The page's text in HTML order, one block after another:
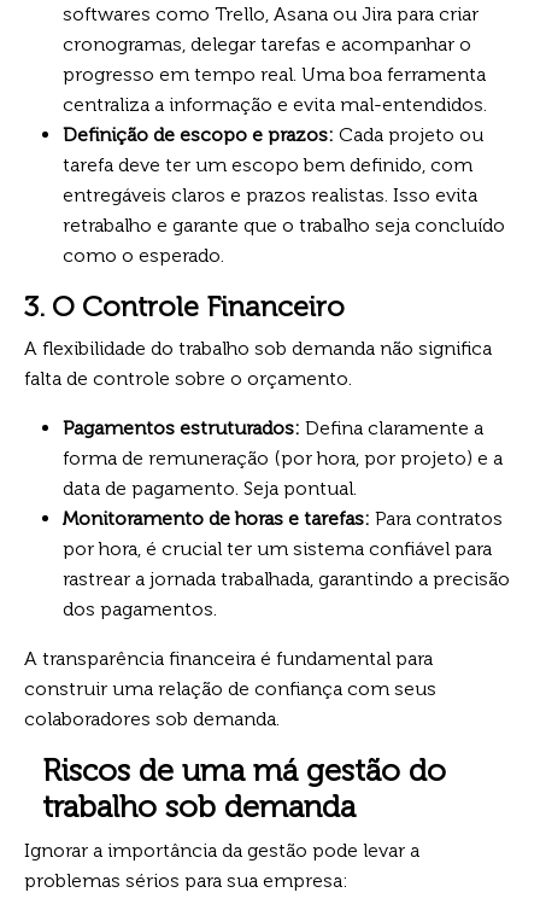
softwares como Trello, Asana ou Jira para criar
cronogramas, delegar tarefas e acompanhar o
progresso em tempo real. Uma boa ferramenta
centraliza a informação e evita mal-entendidos.
Definição de escopo e prazos: Cada projeto ou
tarefa deve ter um escopo bem definido, com
entregáveis claros e prazos realistas. Isso evita
retrabalho e garante que o trabalho seja concluído
como o esperado.
3. O Controle Financeiro
A flexibilidade do trabalho sob demanda não significa
falta de controle sobre o orçamento.
Pagamentos estruturados: Defina claramente a
forma de remuneração (por hora, por projeto) e a
data de pagamento. Seja pontual.
Monitoramento de horas e tarefas: Para contratos
por hora, é crucial ter um sistema confiável para
rastrear a jornada trabalhada, garantindo a precisão
dos pagamentos.
A transparência financeira é fundamental para
construir uma relação de confiança com seus
colaboradores sob demanda.
Riscos de uma má gestão do
trabalho sob demanda
Ignorar a importância da gestão pode levar a
problemas sérios para sua empresa: